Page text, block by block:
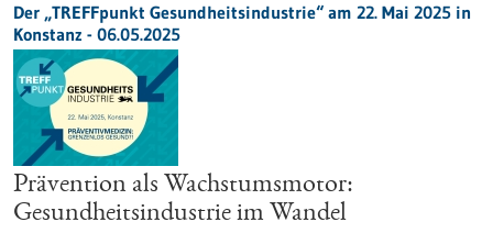
Der „TREFFpunkt Gesundheitsindustrie“ am 22. Mai 2025 in
Konstanz - 06.05.2025
Prävention als Wachstumsmotor:
Gesundheitsindustrie im Wandel